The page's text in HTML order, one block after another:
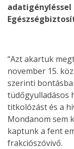
“Azt akartuk
november 15.
szerinti
tüdőgyulladásos
titkolózást és a
Mondanom sem
kaptunk a fent
frakciószóvivő.